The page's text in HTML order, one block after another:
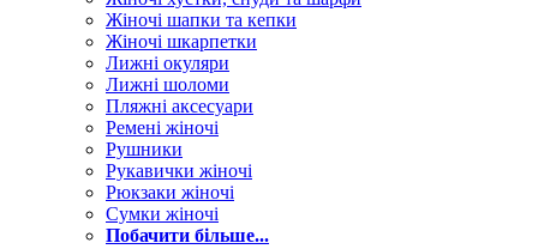
Жіночі шапки та кепки
Жіночі шкарпетки
Лижні окуляри
Лижні шоломи
Пляжні аксесуари
Ремені жіночі
Рушники
Рукавички жіночі
Рюкзаки жіночі
Сумки жіночі
Побачити більше...